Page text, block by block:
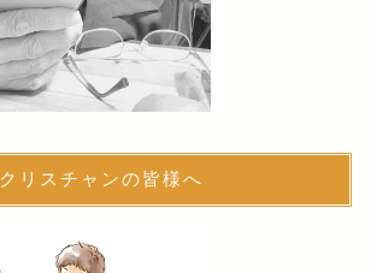
クリスチャンの皆様へ